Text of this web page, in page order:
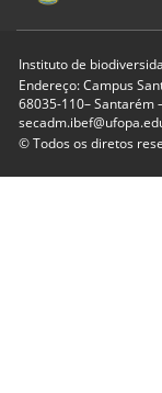
Instituto de
Endereço: Campus
68035-110– Santarém
© Todos os diretos